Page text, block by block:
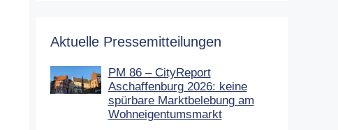
Aktuelle Pressemitteilungen
PM 86 – CityReport
Aschaffenburg 2026: keine
spürbare Marktbelebung am
Wohneigentumsmarkt